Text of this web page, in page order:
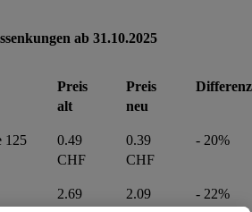
ab 31.10.2025
Preis
alt
Preis
neu
Differenz
125
0.49
CHF
0.39
CHF
- 20%
2.69
2.09
- 22%